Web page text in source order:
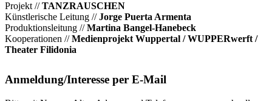
Projekt //TANZRAUSCHEN
Künstlerische Leitung //Jorge Puerta Armenta
Produktionsleitung //Martina Bangel-Hanebeck
Kooperationen //Medienprojekt Wuppertal / WUPPERwerft /
Theater Filidonia
Anmeldung/Interesse per E-Mail